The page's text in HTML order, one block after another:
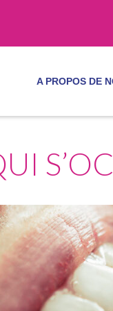
A PROPOS DE